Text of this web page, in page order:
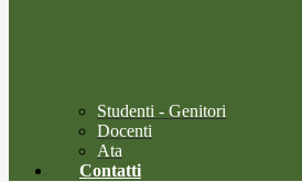
Studenti - Genitori
Docenti
Ata
Contatti